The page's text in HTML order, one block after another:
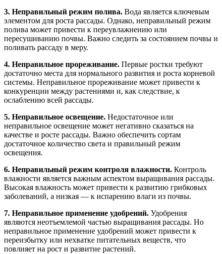
3. Неправильный режим полива. Вода является ключевым
элементом для роста рассады. Однако, неправильный режим
полива может привести к переувлажнению или
пересушиванию почвы. Важно следить за состоянием почвы и
поливать рассаду в меру.
4. Неправильное прореживание. Первые ростки требуют
достаточно места для нормального развития и роста корневой
системы. Неправильное прореживание может привести к
конкуренции между растениями и, как следствие, к
ослаблению всей рассады.
5. Неправильное освещение. Недостаточное или
неправильное освещение может негативно сказаться на
качестве и росте рассады. Важно обеспечить сортам
достаточное количество света и правильный режим
освещения.
6. Неправильный режим контроля влажности. Контроль
влажности является важным аспектом выращивания рассады.
Высокая влажность может привести к развитию грибковых
заболеваний, а низкая — к испарению влаги из почвы.
7. Неправильное применение удобрений. Удобрения
являются неотъемлемой частью выращивания рассады. Но
неправильное применение удобрений может привести к
переизбытку или нехватке питательных веществ, что
повлияет на рост и развитие растений.